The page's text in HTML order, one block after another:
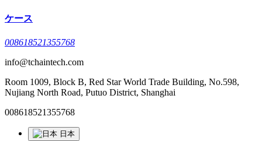
ケース
008618521355768
info@tchaintech.com
Room 1009, Block B, Red Star World Trade Building, No.598,
Nujiang North Road, Putuo District, Shanghai
008618521355768
日本